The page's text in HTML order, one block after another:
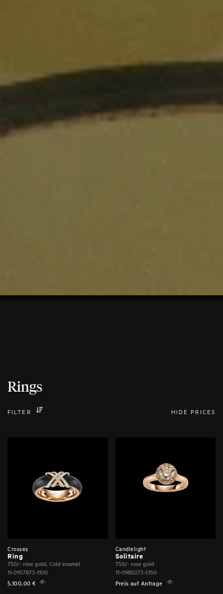
Rings
FILTER HIDE PRICES
Crosses
Ring
750/- rose gold, Cold enamel
11-0957873-1100
5.100,00 €
Candlelight
Solitaire
750/- rose gold
11-0980273-5150
Preis auf Anfrage